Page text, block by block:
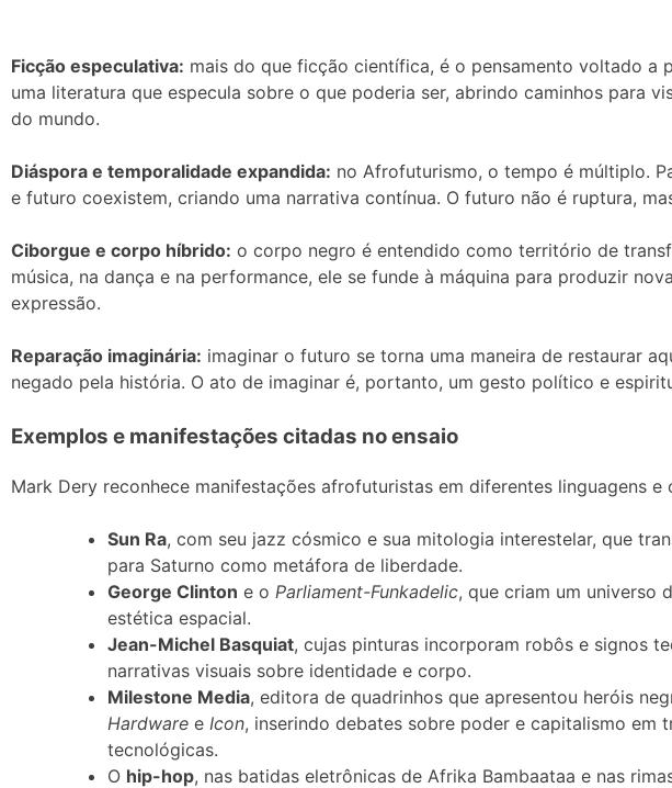
Ficção especulativa: mais do que ficção científica, é o pensamento voltado a
uma literatura que especula sobre o que poderia ser, abrindo caminhos para
do mundo.
Diáspora e temporalidade expandida: no Afrofuturismo, o tempo é múltiplo.
e futuro coexistem, criando uma narrativa contínua. O futuro não é ruptura,
Ciborgue e corpo híbrido: o corpo negro é entendido como território de
música, na dança e na performance, ele se funde à máquina para produzir
expressão.
Reparação imaginária: imaginar o futuro se torna uma maneira de restaurar
negado pela história. O ato de imaginar é, portanto, um gesto político e
Exemplos e manifestações citadas no ensaio
Mark Dery reconhece manifestações afrofuturistas em diferentes linguagens e
Sun Ra, com seu jazz cósmico e sua mitologia interestelar, que
para Saturno como metáfora de liberdade.
George Clinton e o Parliament-Funkadelic, que criam um universo
estética espacial.
Jean-Michel Basquiat, cujas pinturas incorporam robôs e signos
narrativas visuais sobre identidade e corpo.
Milestone Media, editora de quadrinhos que apresentou heróis
Hardware e Icon, inserindo debates sobre poder e capitalismo em
tecnológicas.
O hip-hop, nas batidas eletrônicas de Afrika Bambaataa e nas